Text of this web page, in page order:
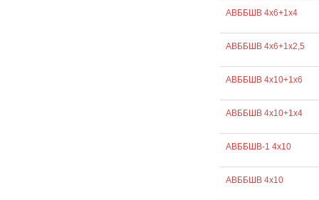
АВББШВ 4х6+1х4
АВББШВ 4х6+1х2,5
АВББШВ 4х10+1х6
АВББШВ 4х10+1х4
АВББШВ-1 4х10
АВББШВ 4х10